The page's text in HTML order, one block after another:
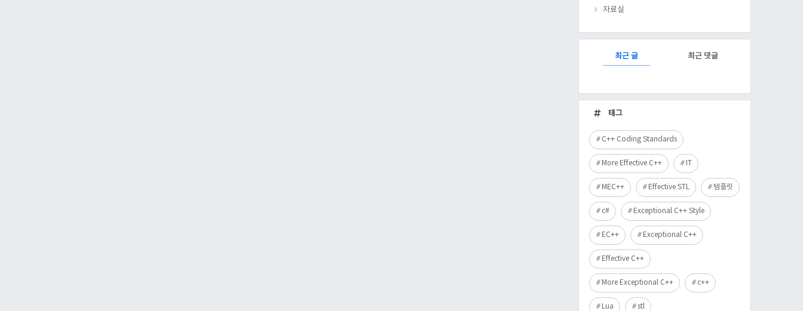
자료실
RECENTLY최근 글 최근 댓글
근
글
태그
C++ Coding Standards
More Effective C++ IT
MEC++ Effective STL 템플릿
c# Exceptional C++ Style
EC++ Exceptional C++
Effective C++
More Exceptional C++ c++
Lua stl